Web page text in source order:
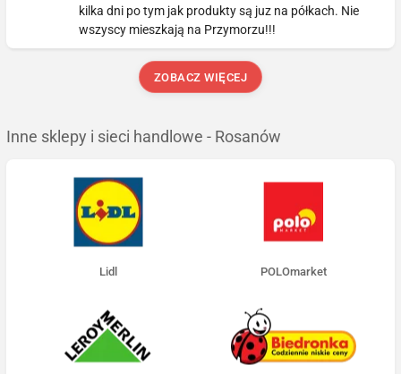
kilka dni po tym jak produkty są juz na półkach. Nie
wszyscy mieszkają na Przymorzu!!!
ZOBACZ WIĘCEJ
Inne sklepy i sieci handlowe - Rosanów
Lidl POLOmarket